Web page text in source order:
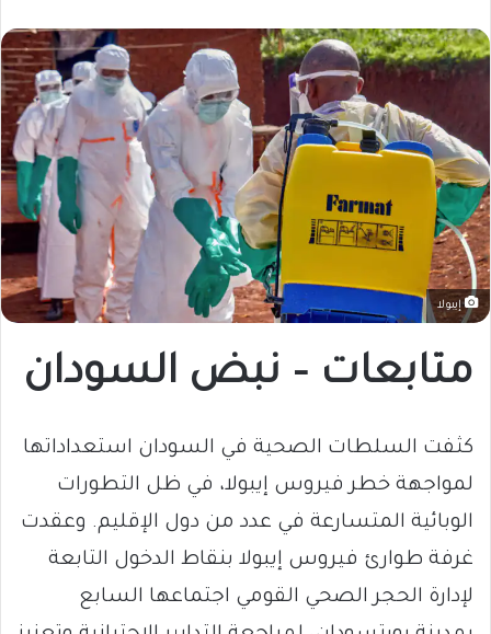
إيبولا
متابعات – نبض السودان
كثفت السلطات الصحية في السودان استعداداتها
لمواجهة خطر فيروس إيبولا، في ظل التطورات
الوبائية المتسارعة في عدد من دول الإقليم. وعقدت
غرفة طوارئ فيروس إيبولا بنقاط الدخول التابعة
لإدارة الحجر الصحي القومي اجتماعها السابع